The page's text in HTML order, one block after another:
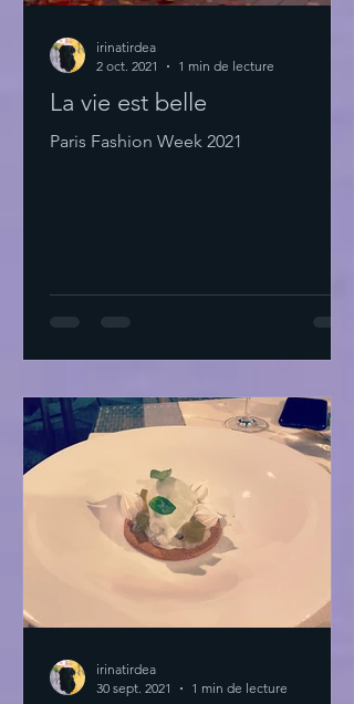
La vie est belle
Paris Fashion Week 2021
irinatirdea
2 oct. 2021
1 min de lecture
irinatirdea
30 sept. 2021
1 min de lecture